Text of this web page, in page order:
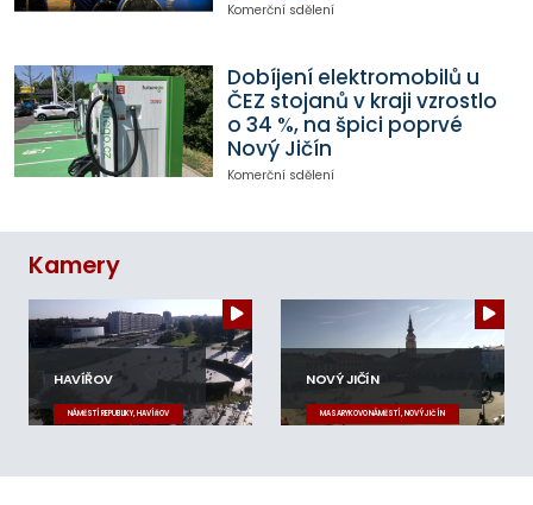
Komerční sdělení
Dobíjení elektromobilů u
ČEZ stojanů v kraji vzrostlo
o 34 %, na špici poprvé
Nový Jičín
Komerční sdělení
Kamery
HAVÍŘOV
NÁMĚSTÍ REPUBLIKY, HAVÍŘOV
NOVÝ JIČÍN
MASARYKOVO NÁMĚSTÍ, NOVÝ JIČÍN